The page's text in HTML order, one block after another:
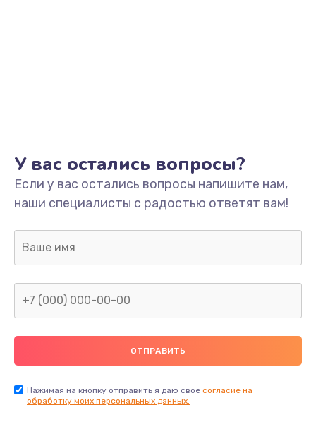
Замена/Pемонт карбюратора
1300 руб.
Заказать
Ремонт капиллярной трубки
400 руб.
Заказать
У вас остались вопросы?
Если у вас остались вопросы напишите нам,
наши специалисты с радостью ответят вам!
Нажимая на кнопку отправить я даю свое согласие на
обработку моих персональных данных.